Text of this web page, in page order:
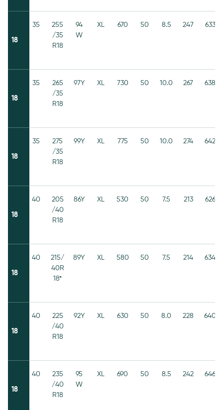
18
35
255
/35
R18
94
W
XL 670 50 8.5 247 633
18
35
265
/35
R18
97Y XL 730 50 10.0 267 638
18
35
275
/35
R18
99Y XL 775 50 10.0 274 642
18
40
205
/40
R18
86Y XL 530 50 7.5 213 626
18
40
215/
40R
18*
89Y XL 580 50 7.5 214 634
18
40
225
/40
R18
92Y XL 630 50 8.0 228 640
18
40
235
/40
R18
95
W
XL 690 50 8.5 242 646